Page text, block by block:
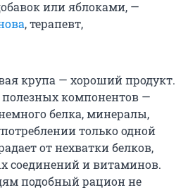
или яблоками, —
, терапевт,
крупа — хороший продукт.
компонентов —
белка, минералы,
только одной
от нехватки белков,
соединений и витаминов.
подобный рацион не